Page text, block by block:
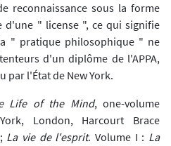
reconnaissance sous la forme
" license ", ce qui signifie
" pratique philosophique " ne
d'un diplôme de l'APPA,
par l'État de New York.
Life of the Mind, one-volume
London, Harcourt Brace
La vie de l'esprit. Volume I : La